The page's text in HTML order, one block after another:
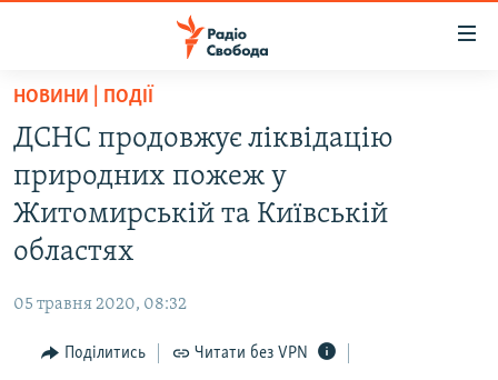
Перейти
основного
матеріалу
Перейти
до
основної
Перейти
пошуку
ВСЕ ЗА ДОБУ
СТАТТІ
ПОЛІТИКА
СУСПІЛЬСТВО
КУЛЬТУРА
ВІЙНА
ДОНБАС.РЕАЛІЇ
КРИМ.РЕАЛІЇ
НОВИНИ | ПОДІЇ
ДСНС продовжує ліквідацію
природних пожеж у
Житомирській та Київській
областях
05 травня 2020, 08:32
Поділитись Читати без VPN